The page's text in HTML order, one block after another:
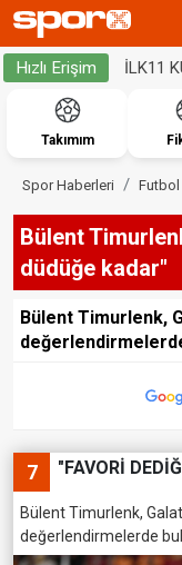
Hızlı Erişim İLK11
Takımım
Spor Haberleri Futbol
Bülent
düdüğe kadar"
Bülent Timurlenk,
7 "FAVORİ
Bülent Timurlenk,
değerlendirmelerde